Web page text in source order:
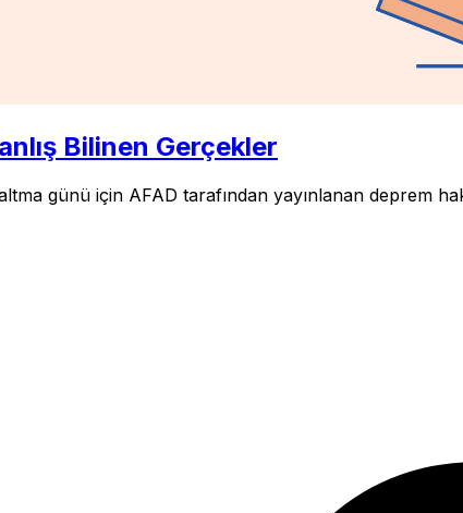
Bilinen Gerçekler
günü için AFAD tarafından yayınlanan deprem